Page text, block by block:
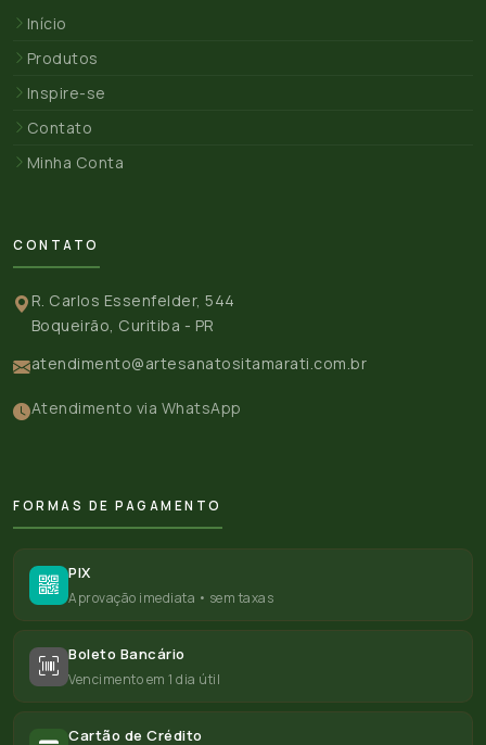
Início
Produtos
Inspire-se
Contato
Minha Conta
CONTATO
R. Carlos Essenfelder, 544
Boqueirão, Curitiba - PR
atendimento@artesanatositamarati.com.br
Atendimento via WhatsApp
FORMAS DE PAGAMENTO
PIX
Aprovação imediata • sem taxas
Boleto Bancário
Vencimento em 1 dia útil
Cartão de Crédito